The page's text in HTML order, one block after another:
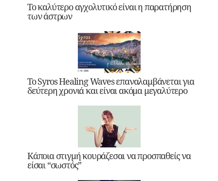
Το καλύτερο αγχολυτικό είναι η παρατήρηση
των άστρων
Το Syros Healing Waves επαναλαμβάνεται για
δεύτερη χρονιά και είναι ακόμα μεγαλύτερο
Κάποια στιγμή κουράζεσαι να προσπαθείς να
είσαι “σωστός”